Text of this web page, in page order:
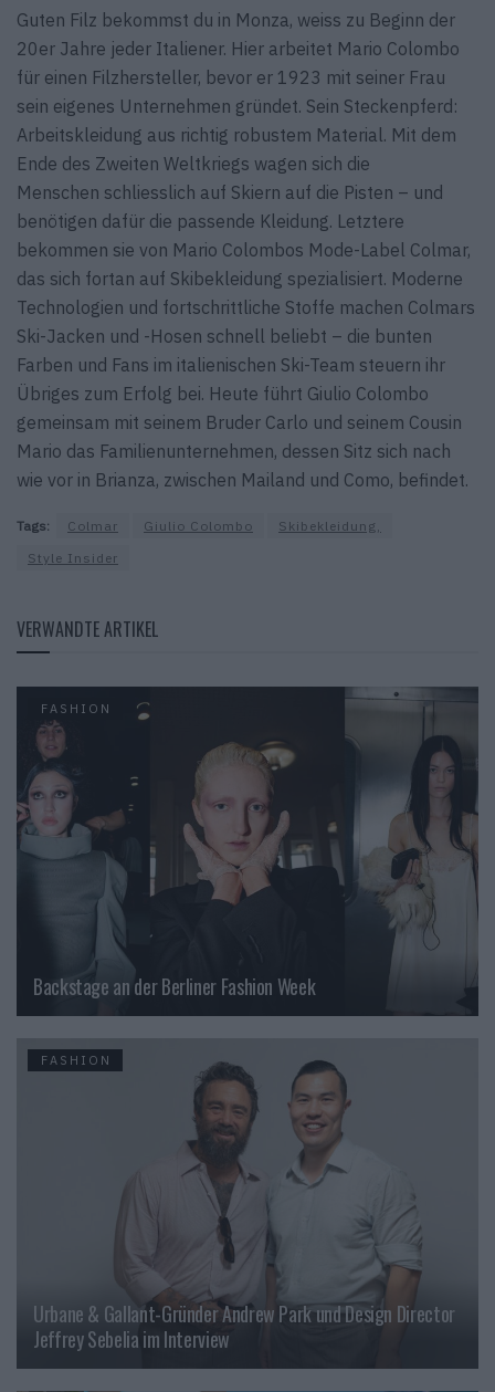
Guten Filz bekommst du in Monza, weiss zu Beginn der
20er Jahre jeder Italiener. Hier arbeitet Mario Colombo
für einen Filzhersteller, bevor er 1923 mit seiner Frau
sein eigenes Unternehmen gründet. Sein Steckenpferd:
Arbeitskleidung aus richtig robustem Material. Mit dem
Ende des Zweiten Weltkriegs wagen sich die
Menschen schliesslich auf Skiern auf die Pisten – und
benötigen dafür die passende Kleidung. Letztere
bekommen sie von Mario Colombos Mode-Label Colmar,
das sich fortan auf Skibekleidung spezialisiert. Moderne
Technologien und fortschrittliche Stoffe machen Colmars
Ski-Jacken und -Hosen schnell beliebt – die bunten
Farben und Fans im italienischen Ski-Team steuern ihr
Übriges zum Erfolg bei. Heute führt Giulio Colombo
gemeinsam mit seinem Bruder Carlo und seinem Cousin
Mario das Familienunternehmen, dessen Sitz sich nach
wie vor in Brianza, zwischen Mailand und Como, befindet.
Tags: Colmar Giulio Colombo
Skibekleidung,
Style Insider
VERWANDTE ARTIKEL
FASHION
Backstage an der Berliner Fashion Week
FASHION
Urbane & Gallant-Gründer Andrew Park und Design Director
Jeffrey Sebelia im Interview